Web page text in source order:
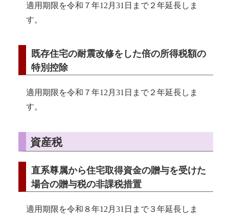
適用期限を令和７年12月31日まで２年延長しま
す。
既存住宅の耐震改修をした倍の所得税額の
特別控除
適用期限を令和７年12月31日まで２年延長しま
す。
資産税
直系尊属から住宅取得資金の贈与を受けた
場合の贈与税の非課税措置
適用期限を令和８年12月31日まで３年延長しま